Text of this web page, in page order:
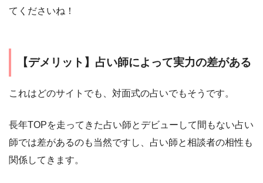
てくださいね！
【デメリット】占い師によって実力の差がある
これはどのサイトでも、対面式の占いでもそうです。
長年TOPを走ってきた占い師とデビューして間もない占い
師では差があるのも当然ですし、占い師と相談者の相性も
関係してきます。